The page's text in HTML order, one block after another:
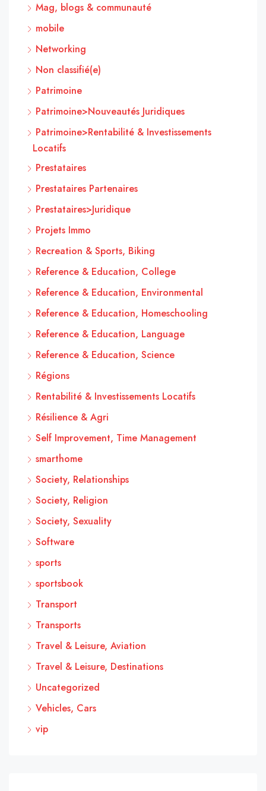
Mag, blogs & communauté
mobile
Networking
Non classifié(e)
Patrimoine
Patrimoine>Nouveautés Juridiques
Patrimoine>Rentabilité & Investissements
Locatifs
Prestataires
Prestataires Partenaires
Prestataires>Juridique
Projets Immo
Recreation & Sports, Biking
Reference & Education, College
Reference & Education, Environmental
Reference & Education, Homeschooling
Reference & Education, Language
Reference & Education, Science
Régions
Rentabilité & Investissements Locatifs
Résilience & Agri
Self Improvement, Time Management
smarthome
Society, Relationships
Society, Religion
Society, Sexuality
Software
sports
sportsbook
Transport
Transports
Travel & Leisure, Aviation
Travel & Leisure, Destinations
Uncategorized
Vehicles, Cars
vip